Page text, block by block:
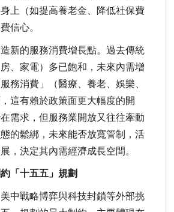
上（如提高養老金、降低社保費
信心。
新的服務消費增長點。過去傳統
、家電）多已飽和，未來內需增
務消費」（醫療、養老、娛樂、
這有賴於政策面更大幅度的開
需求，但服務業開放又往往牽動
的鬆綁，未來能否放寬管制，活
，決定其內需經濟成長空間。
「十五五」規劃
中戰略博弈與科技封鎖等外部挑